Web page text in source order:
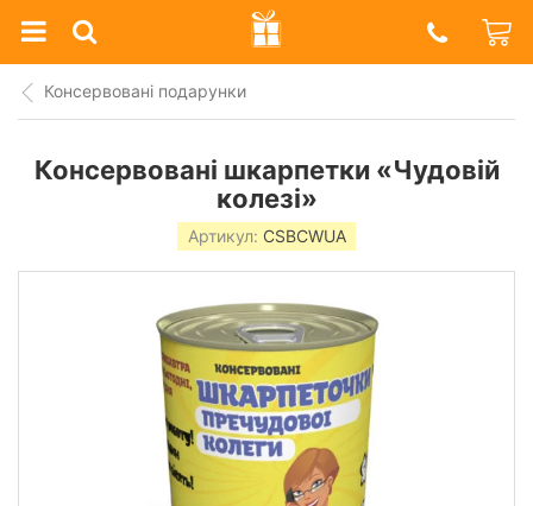
Prazdnik
Shop
Консервовані подарунки
Консервовані шкарпетки «Чудовій
колезі»
Артикул: CSBCWUA